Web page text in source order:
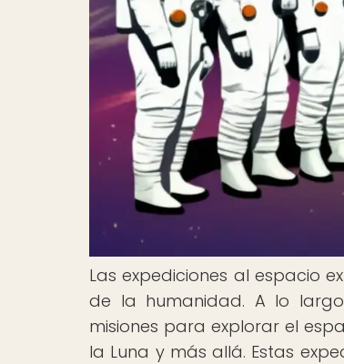
Las expediciones al espacio
de la humanidad. A lo
misiones para explorar el
la Luna y más allá. Estas